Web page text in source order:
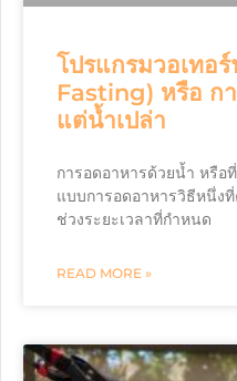
โปรแกรมวอเทอ
Fasting) หรือ ก
แต่น้ำเปล่า
การอดอาหารด้วยน้ำ หรือ
แบบการอดอาหารวิธีหนึ่ง
ช่วงระยะเวลาที่กำหนด
READ MORE »